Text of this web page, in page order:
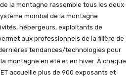
la montagne rassemble tous les deux
mondial de la montagne
hébergeurs, exploitants de
aux professionnels de la filière de
tendances/technologies pour
montagne en été et en hiver. À chaque
accueille plus de 900 exposants et